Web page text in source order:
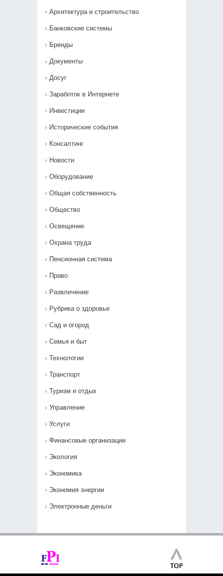
Архитектура и строительство
Банковские системы
Бренды
Документы
Досуг
Заработок в Интернете
Инвестиции
Исторические события
Консалтинг
Новости
Оборудование
Общая собственность
Общество
Освещение
Охрана труда
Пенсионная система
Право
Развлечение
Рубрика о здоровье
Сад и огород
Семья и быт
Технологии
Транспорт
Туризм и отдых
Управление
Услуги
Финансовые организации
Экология
Экономика
Экономия энергии
Электронные деньги